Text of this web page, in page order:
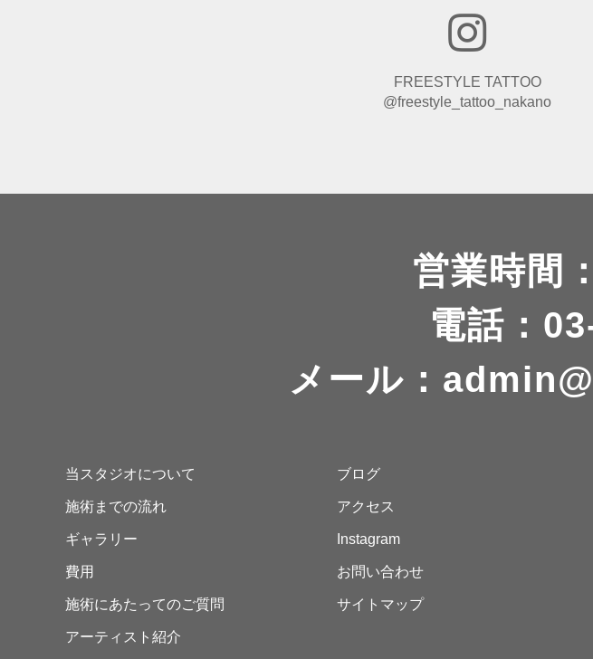
FREESTYLE TATTOO
@freestyle_tattoo_nakano
営業時間
電話：
メール：
当スタジオについて ブログ
施術までの流れ アクセス
ギャラリー Instagram
費用 お問い合わせ
施術にあたってのご質問 サイトマップ
アーティスト紹介